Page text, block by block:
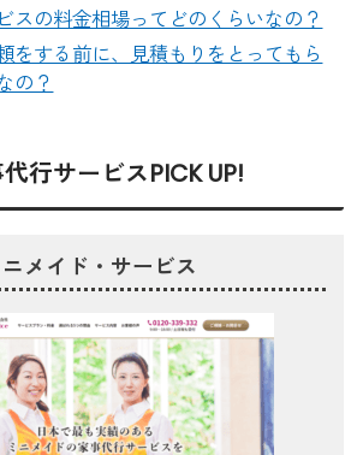
スの料金相場ってどのくらいなの？
をする前に、見積もりをとってもら
の？
行サービスPICK UP!
ニメイド・サービス